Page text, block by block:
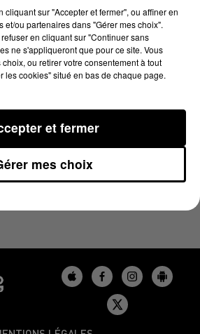
12 sec
DU 18/02/2025 À 06H59
cliquant sur "Accepter et fermer", ou affiner en
et/ou partenaires dans "Gérer mes choix".
en cliquant sur "Continuer sans
ne s'appliqueront que pour ce site. Vous
ou retirer votre consentement à tout
les cookies" situé en bas de chaque page.
mes choix
et fermer